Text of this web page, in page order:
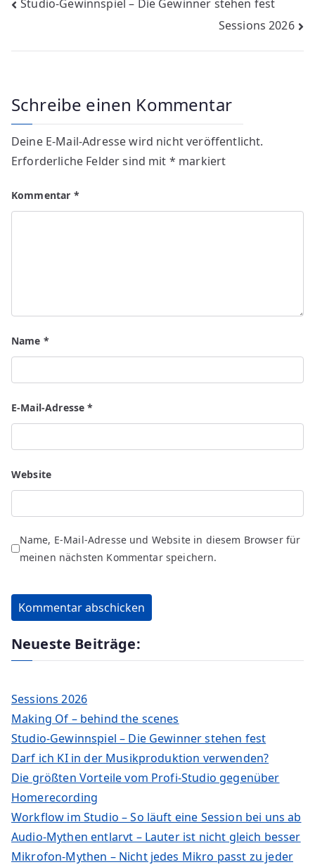
Beitragsnavigation
Studio-Gewinnspiel – Die Gewinner stehen fest
Sessions 2026
Schreibe einen Kommentar
Deine E-Mail-Adresse wird nicht veröffentlicht.
Erforderliche Felder sind mit * markiert
Kommentar *
Name *
E-Mail-Adresse*
Website
Name, E-Mail-Adresse und Website in diesem Browser für
meinen nächsten Kommentar speichern.
Neueste Beiträge:
Sessions 2026
Making Of – behind the scenes
Studio-Gewinnspiel – Die Gewinner stehen fest
Darf ich KI in der Musikproduktion verwenden?
Die größten Vorteile vom Profi-Studio gegenüber
Homerecording
Workflow im Studio – So läuft eine Session bei uns ab
Audio-Mythen entlarvt – Lauter ist nicht gleich besser
Mikrofon-Mythen – Nicht jedes Mikro passt zu jeder